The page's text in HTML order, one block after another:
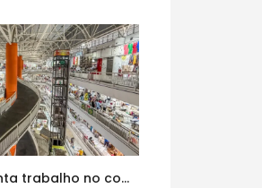
Acordo regulamenta trabalho no comércio em feriados